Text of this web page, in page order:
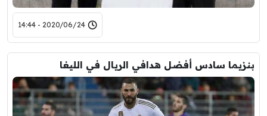
2020/06/24 - 14:44
بنزيما سادس أفضل هدافي الريال في الليغا